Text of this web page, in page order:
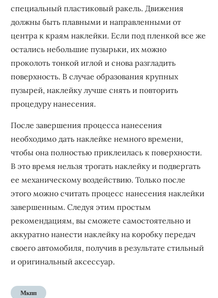
специальный пластиковый ракель. Движения
должны быть плавными и направленными от
центра к краям наклейки. Если под пленкой все же
остались небольшие пузырьки, их можно
проколоть тонкой иглой и снова разгладить
поверхность. В случае образования крупных
пузырей, наклейку лучше снять и повторить
процедуру нанесения.
После завершения процесса нанесения
необходимо дать наклейке немного времени,
чтобы она полностью приклеилась к поверхности.
В это время нельзя трогать наклейку и подвергать
ее механическому воздействию. Только после
этого можно считать процесс нанесения наклейки
завершенным. Следуя этим простым
рекомендациям, вы сможете самостоятельно и
аккуратно нанести наклейку на коробку передач
своего автомобиля, получив в результате стильный
и оригинальный аксессуар.
Мкпп